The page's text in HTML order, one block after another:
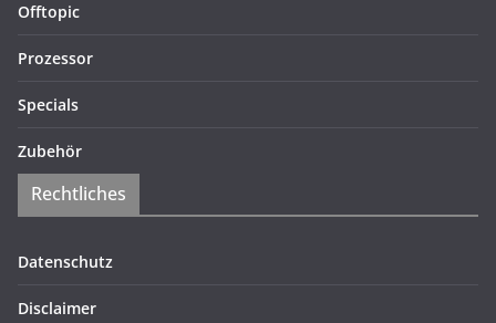
Offtopic
Prozessor
Specials
Zubehör
Rechtliches
Datenschutz
Disclaimer